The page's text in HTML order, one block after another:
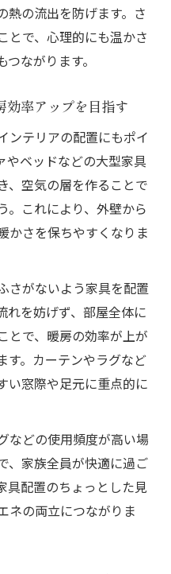
省エネ効果を実感し
な空間へ
アが生む心理的あた
テムで冬仕様の空間
アの色選びに注目し
テリアで省エネも両
度が変化
が断熱効果を高める
インテリアの新常識
インテリア配置の工夫
た違いで暖房効率ア
熱の流出を防げます。さ
とで、心理的にも温かさ
ながります。
効率アップを目指す
ンテリアの配置にもポイ
やベッドなどの大型家具
、空気の層を作ることで
。これにより、外壁から
かさを保ちやすくなりま
さがないよう家具を配置
れを妨げず、部屋全体に
とで、暖房の効率が上が
す。カーテンやラグなど
い窓際や足元に重点的に
などの使用頻度が高い場
、家族全員が快適に過ご
具配置のちょっとした見
ネの両立につながりま